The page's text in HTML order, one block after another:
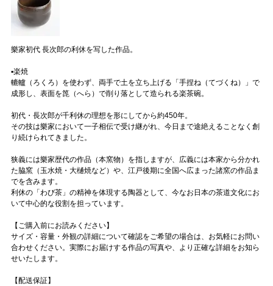
樂家初代 長次郎の利休を写した作品。
▪️楽焼
轆轤（ろくろ）を使わず、両手で土を立ち上げる「手捏ね（てづくね）」で
成形し、表面を箆（へら）で削り落として造られる楽茶碗。
初代・長次郎が千利休の理想を形にしてから約450年。
その技は樂家において一子相伝で受け継がれ、今日まで途絶えることなく創
り続けられてきました。
狭義には樂家歴代の作品（本窯物）を指しますが、広義には本家から分かれ
た脇窯（玉水焼・大樋焼など）や、江戸後期に全国へ広まった諸窯の作品ま
でを含みます。
利休の「わび茶」の精神を体現する陶器として、今なお日本の茶道文化にお
いて中心的な役割を担っています。
【ご購入前にお読みください】
サイズ・容量・外観の詳細について確認をご希望の場合は、お気軽にお問い
合わせください。実際にお届けする作品の写真や、より正確な詳細をお知ら
せいたします。
【配送保証】